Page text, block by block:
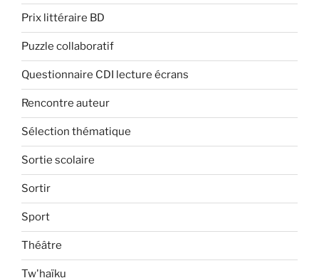
Prix littéraire BD
Puzzle collaboratif
Questionnaire CDI lecture écrans
Rencontre auteur
Sélection thématique
Sortie scolaire
Sortir
Sport
Théâtre
Tw'haïku